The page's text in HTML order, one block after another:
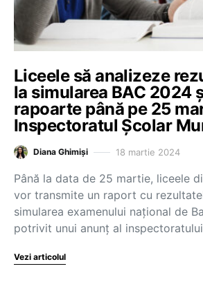
Liceele să analizeze
la simularea BAC 2024
rapoarte până pe 25
Inspectoratul Școlar
Diana Ghimiși 18 martie 2024
Până la data de 25 martie, liceele
vor transmite un raport cu
simularea examenului național de
potrivit unui anunț al
Vezi articolul